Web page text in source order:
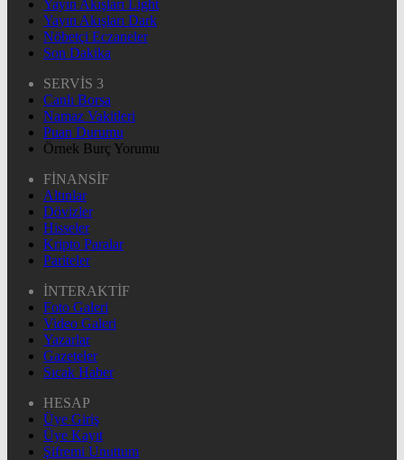
Yayın Akışları Light
Yayın Akışları Dark
Nöbetçi Eczaneler
Son Dakika
SERVİS 3
Canlı Borsa
Namaz Vakitleri
Puan Durumu
Örnek Burç Yorumu
FİNANSİF
Altınlar
Dövizler
Hisseler
Kripto Paralar
Pariteler
İNTERAKTİF
Foto Galeri
Video Galeri
Yazarlar
Gazeteler
Sıcak Haber
HESAP
Üye Giriş
Üye Kayıt
Şifremi Unuttum